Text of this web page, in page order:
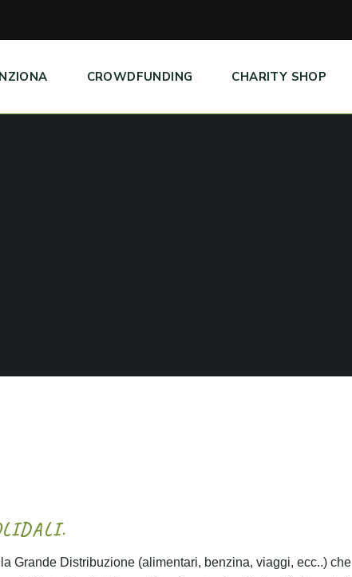
CROWDFUNDING CHARITY SHOP
LIDALI.
Grande Distribuzione (alimentari, benzina, viaggi, ecc..) che